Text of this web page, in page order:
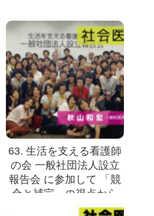
63. 生活を支える看護師
の会 一般社団法人設立
報告会 に参加して 「競
合と補完」の視点から